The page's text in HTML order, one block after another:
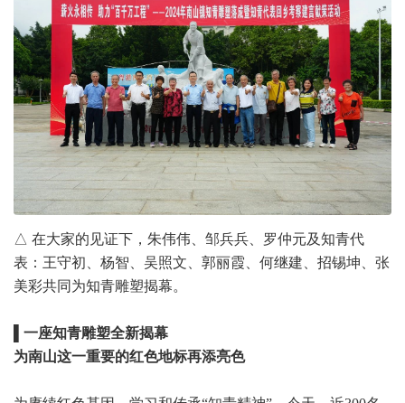
△ 在大家的见证下，朱伟伟、邹兵兵、罗仲元及知青代
表：王守初、杨智、吴照文、郭丽霞、何继建、招锡坤、张
美彩共同为知青雕塑揭幕。
▌一座知青雕塑全新揭幕
为南山这一重要的红色地标再添亮色